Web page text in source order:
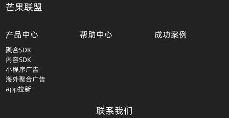
芒果联盟
产品中心
聚合SDK
内容SDK
小程序广告
海外聚合广告
app拉新
帮助中心 成功案例
联系我们